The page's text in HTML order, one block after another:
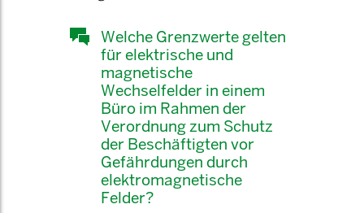
Welche Grenzwerte gelten
für elektrische und
magnetische
Wechselfelder in einem
Büro im Rahmen der
Verordnung zum Schutz
der Beschäftigten vor
Gefährdungen durch
elektromagnetische
Felder?